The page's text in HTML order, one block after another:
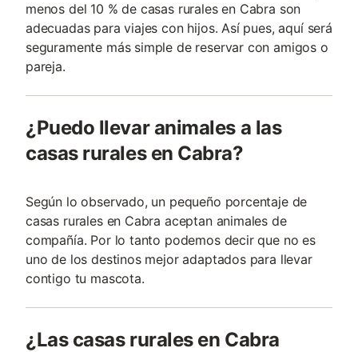
menos del 10 % de casas rurales en Cabra son
adecuadas para viajes con hijos. Así pues, aquí será
seguramente más simple de reservar con amigos o
pareja.
¿Puedo llevar animales a las
casas rurales en Cabra?
Según lo observado, un pequeño porcentaje de
casas rurales en Cabra aceptan animales de
compañía. Por lo tanto podemos decir que no es
uno de los destinos mejor adaptados para llevar
contigo tu mascota.
¿Las casas rurales en Cabra